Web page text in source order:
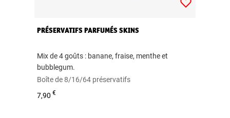
PRÉSERVATIFS PARFUMÉS SKINS
Mix de 4 goûts : banane, fraise, menthe et
bubblegum.
Boîte de 8/16/64 préservatifs
7,90€